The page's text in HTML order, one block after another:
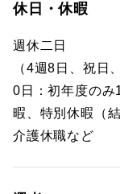
休日・休暇
週休二日
（4週8日、祝日
0日：初年度のみ
暇、特別休暇（
介護休職など